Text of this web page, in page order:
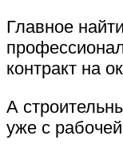
Главное
контракт на
А
уже с